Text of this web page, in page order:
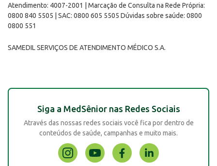
Atendimento: 4007-2001 | Marcação de Consulta na Rede Própria:
0800 840 5505 | SAC: 0800 605 5505 Dúvidas sobre saúde: 0800
0800 551
SAMEDIL SERVIÇOS DE ATENDIMENTO MÉDICO S.A.
Siga a MedSênior nas Redes Sociais
Através das nossas redes sociais você fica por dentro de
conteúdos de saúde, campanhas e muito mais.